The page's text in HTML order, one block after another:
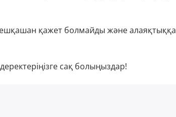
ешқашан қажет болмайды және алаяқтыққа
сақ болыңыздар!